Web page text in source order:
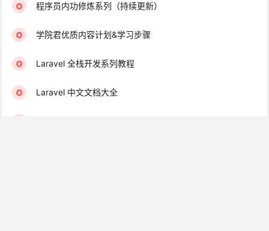
程序员内功修炼系列（持续更新）
学院君优质内容计划&学习步骤
Laravel 全栈开发系列教程
Laravel 中文文档大全